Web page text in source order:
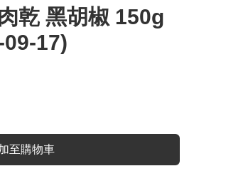
乾 黑胡椒 150g
17)
至購物車